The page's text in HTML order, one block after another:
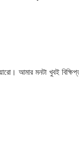
আমার মনটা খুবই